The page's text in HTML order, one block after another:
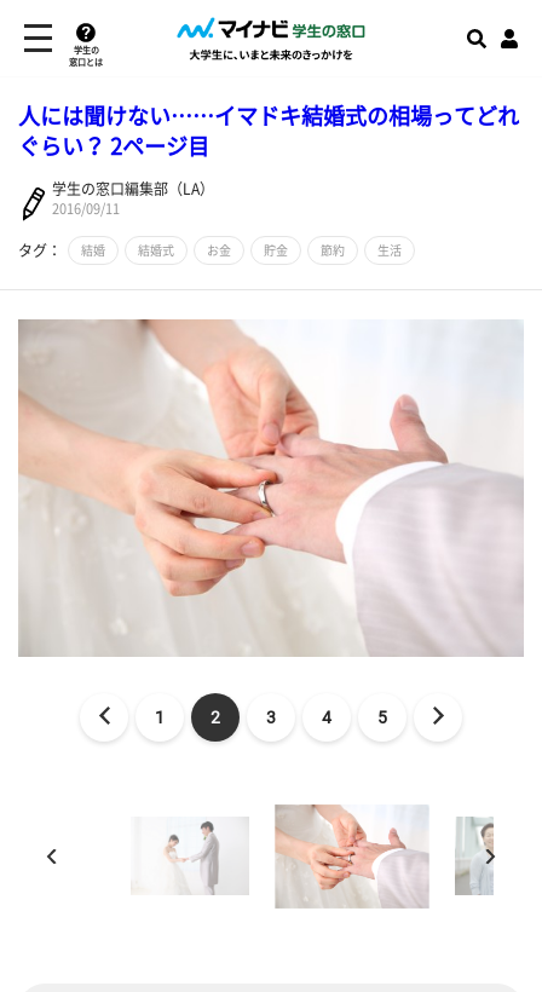
学生の
窓口とは
人には聞けない……イマドキ結婚式の相場ってどれ
ぐらい？ 2ページ目
学生の窓口編集部（LA）
2016/09/11
タグ： 結婚 結婚式 お金 貯金 節約 生活
1 2 3 4 5